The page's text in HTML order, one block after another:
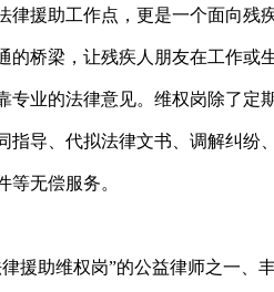
律援助工作点，更是一个面向残
的桥梁，让残疾人朋友在工作或
专业的法律意见。维权岗除了
指导、代拟法律文书、调解纠纷
等无偿服务。
援助维权岗”的公益律师之一、